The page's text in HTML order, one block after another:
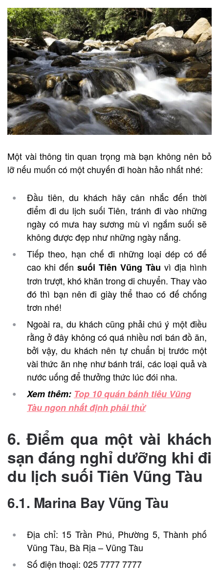
Một vài thông tin quan trọng mà bạn không nên bỏ
lỡ nếu muốn có một chuyến đi hoàn hảo nhất nhé:
Đầu tiên, du khách hãy cân nhắc đến thời
điểm đi du lịch suối Tiên, tránh đi vào những
ngày có mưa hay sương mù vì ngắm suối sẽ
không được đẹp như những ngày nắng.
Tiếp theo, hạn chế đi những loại dép có đế
cao khi đến suối Tiên Vũng Tàu vì địa hình
trơn trượt, khó khăn trong di chuyển. Thay vào
đó thì bạn nên đi giày thể thao có đế chống
trơn nhé!
Ngoài ra, du khách cũng phải chú ý một điều
rằng ở đây không có quá nhiều nơi bán đồ ăn,
bởi vậy, du khách nên tự chuẩn bị trước một
vài thức ăn nhẹ như bánh trái, các loại quả và
nước uống để thưởng thức lúc đói nha.
Xem thêm: Top 10 quán bánh tiêu Vũng
Tàu ngon nhất định phải thử
6. Điểm qua một vài khách
sạn đáng nghỉ dưỡng khi đi
du lịch suối Tiên Vũng Tàu
6.1. Marina Bay Vũng Tàu
Địa chỉ: 15 Trần Phú, Phường 5, Thành phố
Vũng Tàu, Bà Rịa – Vũng Tàu
Số điện thoại: 025 7777 7777